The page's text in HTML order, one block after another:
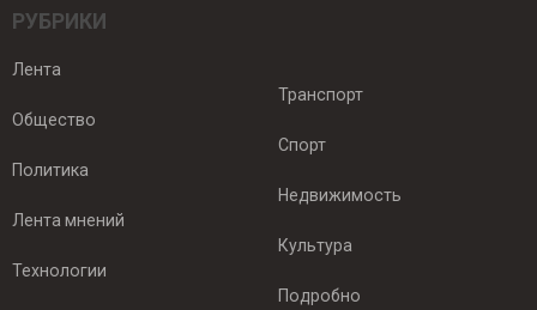
РУБРИКИ
Лента
Общество
Политика
Лента мнений
Технологии
Транспорт
Спорт
Недвижимость
Культура
Подробно